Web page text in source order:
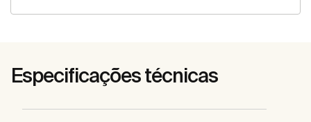
Especificações técnicas